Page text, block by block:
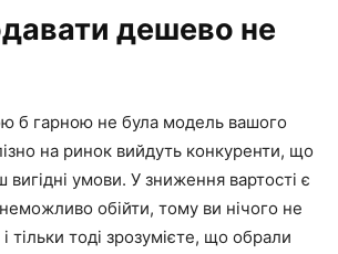
дешево не
б гарною не була модель вашого
на ринок вийдуть конкуренти, що
умови. У зниження вартості є
обійти, тому ви нічого не
тільки тоді зрозумієте, що обрали